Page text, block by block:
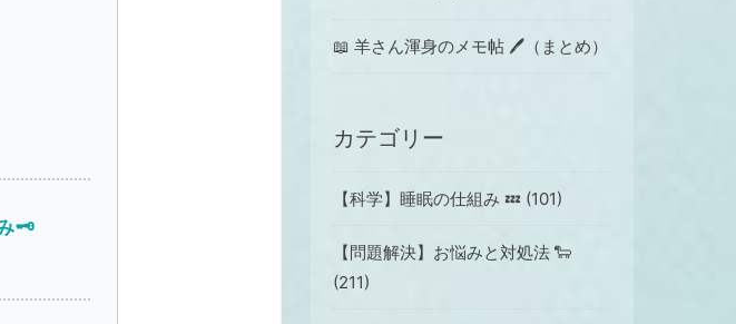
🗝️
📖 羊さん渾身のメモ帖 🖊（まとめ）
カテゴリー
【科学】睡眠の仕組み 💤 (101)
【問題解決】お悩みと対処法 🐑
(211)